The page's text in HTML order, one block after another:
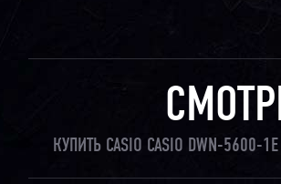
КУПИТЬ CASIO CASIO DWN-